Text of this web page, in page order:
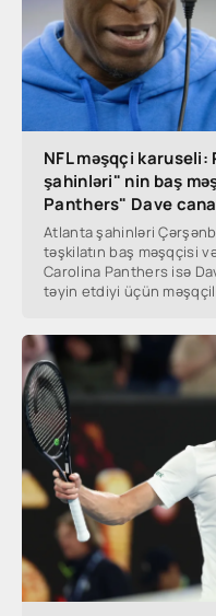
NFL məşqçi
şahinləri" nin baş
Panthers" Dave
Atlanta şahinləri
təşkilatın baş məşqçisi
Carolina Panthers isə
təyin etdiyi üçün